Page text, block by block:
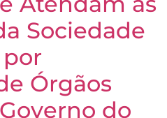
Sociedade
Órgãos
do